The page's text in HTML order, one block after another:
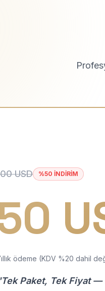
USD %50 İNDİRİM
ödeme (KDV %20 dahil
Paket, Tek Fiyat